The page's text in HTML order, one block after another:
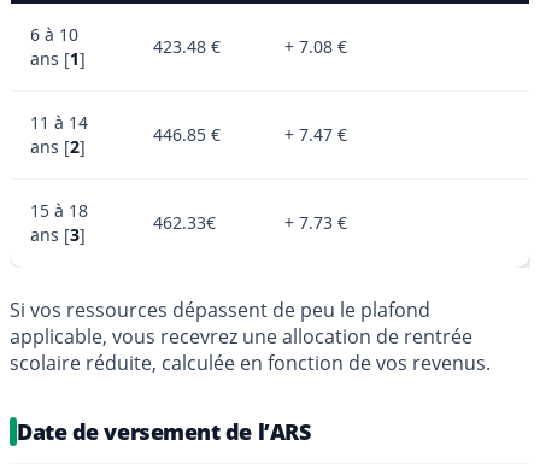
6 à 10
ans [1]
423.48 € + 7.08 €
11 à 14
ans [2]
446.85 € + 7.47 €
15 à 18
ans [3]
462.33€ + 7.73 €
Si vos ressources dépassent de peu le plafond
applicable, vous recevrez une allocation de rentrée
scolaire réduite, calculée en fonction de vos revenus.
Date de versement de l’ARS